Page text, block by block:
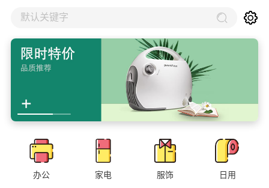
默认关键字
办公 家电 服饰 日用